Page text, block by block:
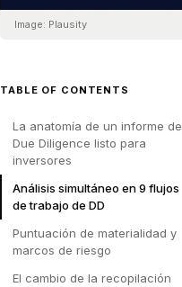
Image: Plausity
TABLE OF CONTENTS
La anatomía de un informe de
Due Diligence listo para
inversores
Análisis simultáneo en 9 flujos
de trabajo de DD
Puntuación de materialidad y
marcos de riesgo
El cambio de la recopilación